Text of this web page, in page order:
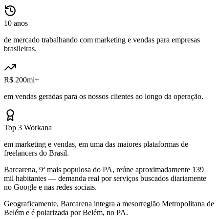
10 anos
de mercado trabalhando com marketing e vendas para empresas
brasileiras.
R$ 200mi+
em vendas geradas para os nossos clientes ao longo da operação.
Top 3 Workana
em marketing e vendas, em uma das maiores plataformas de
freelancers do Brasil.
Barcarena, 9ª mais populosa do PA, reúne aproximadamente 139
mil habitantes — demanda real por serviços buscados diariamente
no Google e nas redes sociais.
Geograficamente, Barcarena integra a mesorregião Metropolitana de
Belém e é polarizada por Belém, no PA.